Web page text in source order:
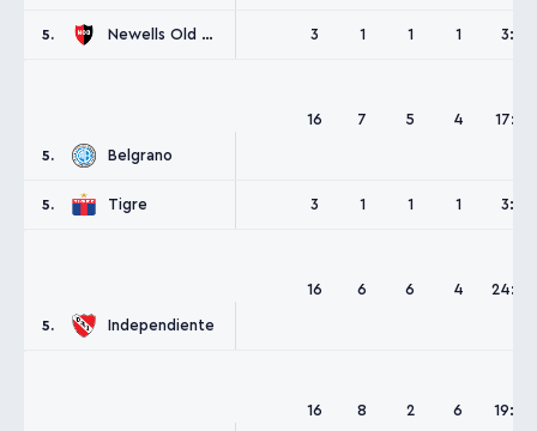
5. Newells Old Boys 3 1 1 1 3:3
5. Belgrano
16 7 5 4 17:13
5. Tigre 3 1 1 1 3:2
5. Independiente
16 6 6 4 24:20
16 8 2 6 19:19